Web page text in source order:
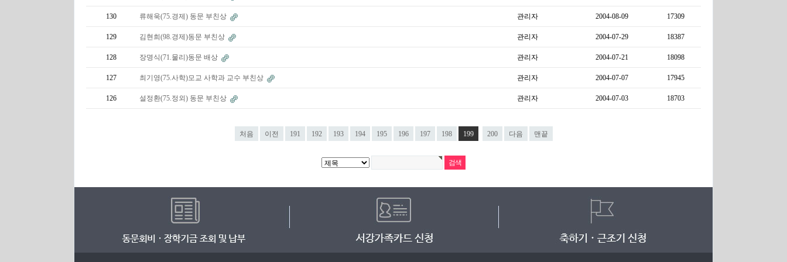
130 류해욱(75.경제) 동문 부친상 관리자 2004-08-09 17309
129 김현희(98.경제)동문 부친상 관리자 2004-07-29 18387
128 장명식(71.물리)동문 배상 관리자 2004-07-21 18098
127 최기영(75.사학)모교 사학과 교수 부친상 관리자 2004-07-07 17945
126 설정환(75.정외) 동문 부친상 관리자 2004-07-03 18703
처음 이전 191 192 193 194 195 196 197 198 199 200 다음 맨끝